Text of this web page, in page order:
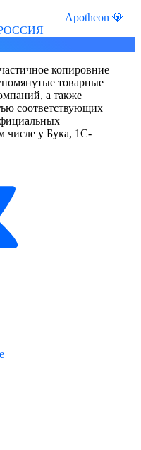
Apotheon 💎
копировние
товарные
а также
соответствующих
числе у Бука, 1С-